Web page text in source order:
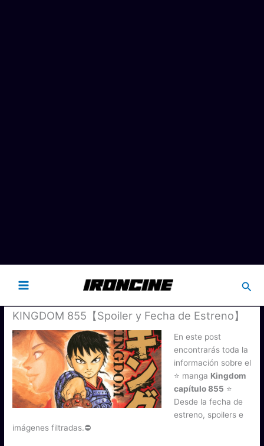
KINGDOM 855【Spoiler y Fecha de Estreno】
En este post
encontrarás toda la
información sobre el
⭐ manga Kingdom
capítulo 855 ⭐
Desde la fecha de
estreno, spoilers e
imágenes filtradas.⛔